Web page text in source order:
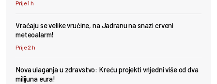
Prije 1 h
Vraćaju se velike vrućine, na Jadranu na snazi crveni
meteoalarm!
Prije 2 h
Nova ulaganja u zdravstvo: Kreću projekti vrijedni više od dva
milijuna eura!